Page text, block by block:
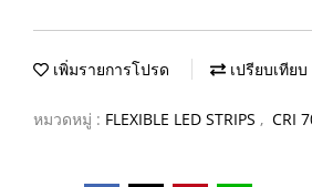
เพิ่มรายการโปรด เปรียบเทียบ
หมวดหมู่ : FLEXIBLE LED STRIPS , CRI